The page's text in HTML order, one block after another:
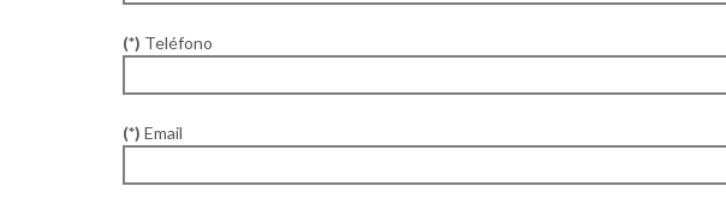
(*) Teléfono
(*) Email